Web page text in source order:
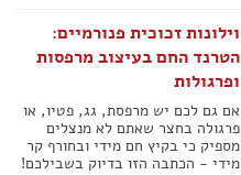
וילונות זכוכית פנורמיים:
הטרנד החם בעיצוב מרפסות
ופרגולות
אם גם לכם יש מרפסת, גג, פטיו, או
פרגולה בחצר שאתם לא מנצלים
מספיק כי בקיץ חם מידי ובחורף קר
מידי - הכתבה הזו בדיוק בשבילכם!